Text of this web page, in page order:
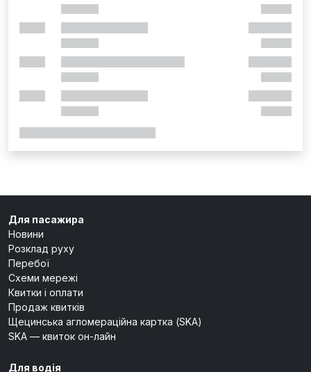
Для пасажира
Новини
Розклад руху
Перебої
Схеми мережі
Квитки і оплати
Продаж квитків
Щецинська агломераційна картка (SKA)
SKA — квиток он-лайн
Для водія